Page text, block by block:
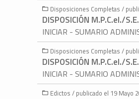
Disposiciones Completas /
DISPOSICIÓN M.P.C.eI./
INICIAR - SUMARIO
Disposiciones Completas /
DISPOSICIÓN M.P.C.eI./
INICIAR - SUMARIO
Edictos / publicado el 19 Mayo